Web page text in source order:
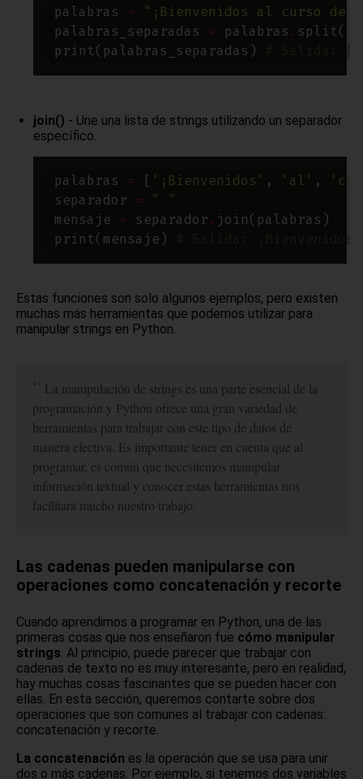
palabras =
"¡Bienvenidos al curso de
palabras_separadas = palabras . split( "
print(palabras_separadas)
# Salida:
join() - Une una lista de strings utilizando un separador
específico.
palabras = [ '¡Bienvenidos' , 'al' ,
separador =
" "
mensaje = separador.
print(mensaje)
# Salida:
Estas funciones son solo algunos ejemplos, pero existen
muchas más herramientas que podemos utilizar para
manipular strings en Python.
La manipulación de strings es una parte esencial de la
programación y Python ofrece una gran variedad de
herramientas para trabajar con este tipo de datos de
manera efectiva. Es importante tener en cuenta que al
programar, es común que necesitemos manipular
información textual y conocer estas herramientas nos
facilitará mucho nuestro trabajo.
Las cadenas pueden manipularse con
operaciones como concatenación y recorte
Cuando aprendimos a programar en Python, una de las
primeras cosas que nos enseñaron fue cómo manipular
strings . Al principio, puede parecer que trabajar con
cadenas de texto no es muy interesante, pero en realidad,
hay muchas cosas fascinantes que se pueden hacer con
ellas. En esta sección, queremos contarte sobre dos
operaciones que son comunes al trabajar con cadenas:
concatenación y recorte.
La concatenación es la operación que se usa para unir
dos o más cadenas. Por ejemplo, si tenemos dos variables